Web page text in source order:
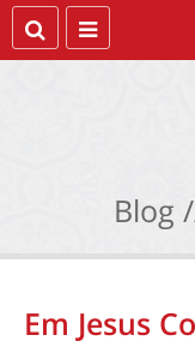
Blog
Em Jesus